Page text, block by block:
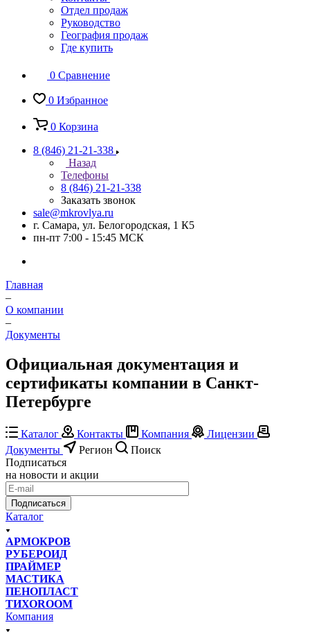
Отдел продаж
Руководство
География продаж
Где купить
0 Сравнение
0 Избранное
0 Корзина
8 (846) 21-21-338
Назад
Телефоны
8 (846) 21-21-338
Заказать звонок
sale@mkrovlya.ru
г. Самара, ул. Белогородская, 1 К5
пн-пт 7:00 - 15:45 МСК
Главная
–
О компании
–
Документы
Официальная документация и
сертификаты компании в Санкт-
Петербурге
Каталог Контакты Компания
Лицензии
Документы
Регион
Поиск
Подписаться
на новости и акции
Подписаться
Каталог
АРМОКРОВ
РУБЕРОИД
ПРАЙМЕР
МАСТИКА
ПЕНОПЛАСТ
ТИХОROOM
Компания